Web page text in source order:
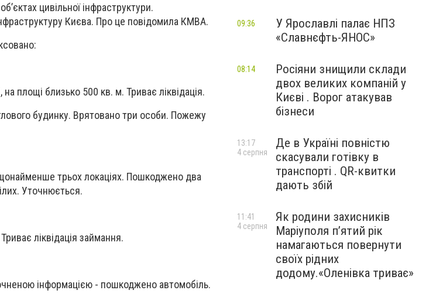
цивільної інфраструктури.
Києва. Про це повідомила КМВА.
площі близько 500 кв. м. Триває ліквідація.
будинку. Врятовано три особи. Пожежу
трьох локаціях. Пошкоджено два
Уточнюється.
ліквідація займання.
інформацією - пошкоджено автомобіль.
У Ярославлі палає НПЗ
«Славнєфть-ЯНОС»
09:36
Росіяни знищили склади
двох великих компаній у
Києві . Ворог атакував
бізнеси
08:14
Де в Україні повністю
скасували готівку в
транспорті . QR-квитки
дають збій
13:17
4 серпня
Як родини захисників
Маріуполя пʼятий рік
намагаються повернути
своїх рідних
додому.«Оленівка триває»
11:41
4 серпня